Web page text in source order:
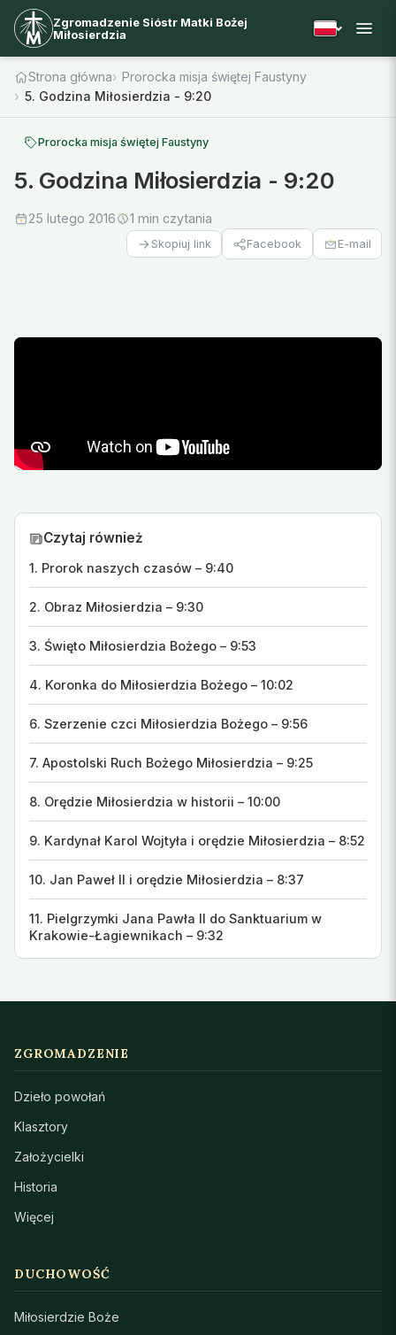
Zgromadzenie Sióstr Matki Bożej
Miłosierdzia
Strona główna
Prorocka misja świętej Faustyny
5. Godzina Miłosierdzia - 9:20
Prorocka misja świętej Faustyny
5. Godzina Miłosierdzia - 9:20
25 lutego 2016 1 min czytania
Skopiuj link Facebook E-mail
Czytaj również
1. Prorok naszych czasów – 9:40
2. Obraz Miłosierdzia – 9:30
3. Święto Miłosierdzia Bożego – 9:53
4. Koronka do Miłosierdzia Bożego – 10:02
6. Szerzenie czci Miłosierdzia Bożego – 9:56
7. Apostolski Ruch Bożego Miłosierdzia – 9:25
8. Orędzie Miłosierdzia w historii – 10:00
9. Kardynał Karol Wojtyła i orędzie Miłosierdzia – 8:52
10. Jan Paweł II i orędzie Miłosierdzia – 8:37
11. Pielgrzymki Jana Pawła II do Sanktuarium w
Krakowie-Łagiewnikach – 9:32
ZGROMADZENIE
Dzieło powołań
Klasztory
Założycielki
Historia
Więcej
DUCHOWOŚĆ
Miłosierdzie Boże